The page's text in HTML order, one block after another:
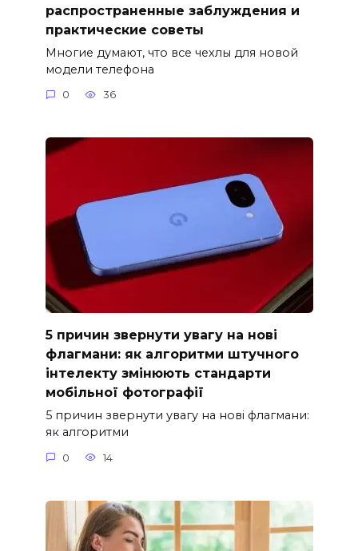
распространенные заблуждения и
практические советы
Многие думают, что все чехлы для новой
модели телефона
0 36
5 причин звернути увагу на нові
флагмани: як алгоритми штучного
інтелекту змінюють стандарти
мобільної фотографії
5 причин звернути увагу на нові флагмани:
як алгоритми
0 14